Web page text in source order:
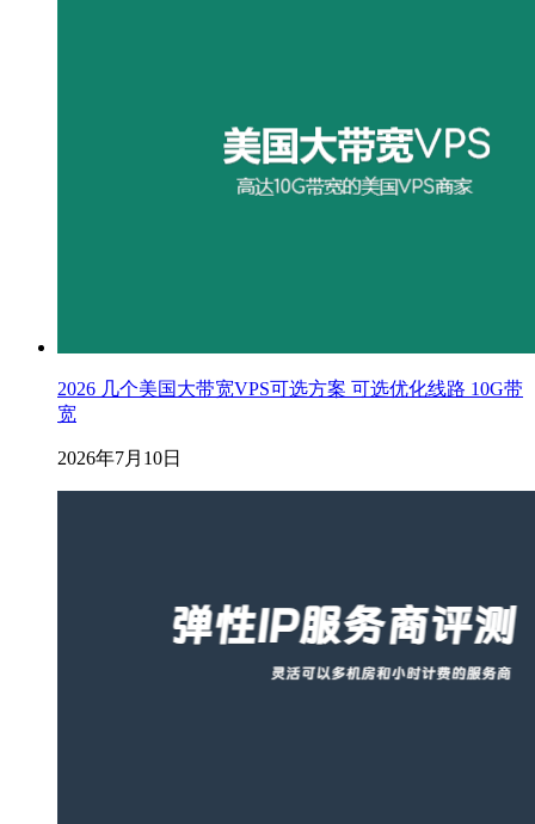
2026 几个美国大带宽VPS可选方案 可选优化线路 10G带
宽
2026年7月10日